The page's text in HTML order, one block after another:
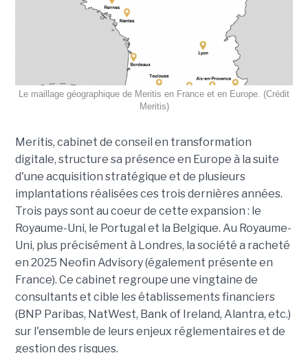
Le maillage géographique de Meritis en France et en Europe. (Crédit
Meritis)
Meritis, cabinet de conseil en transformation
digitale, structure sa présence en Europe à la suite
d'une acquisition stratégique et de plusieurs
implantations réalisées ces trois dernières années.
Trois pays sont au coeur de cette expansion : le
Royaume-Uni, le Portugal et la Belgique. Au Royaume-
Uni, plus précisément à Londres, la société a racheté
en 2025 Neofin Advisory (également présente en
France). Ce cabinet regroupe une vingtaine de
consultants et cible les établissements financiers
(BNP Paribas, NatWest, Bank of Ireland, Alantra, etc.)
sur l'ensemble de leurs enjeux réglementaires et de
gestion des risques.